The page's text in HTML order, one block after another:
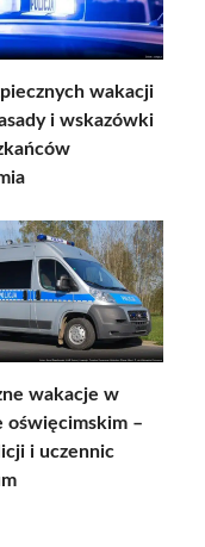
wakacji
i wskazówki
wakacje w
oświęcimskim –
i uczennic